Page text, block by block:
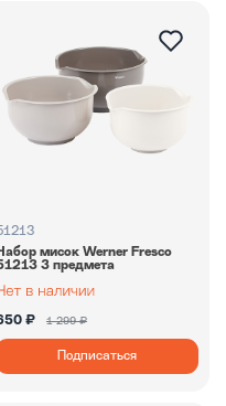
мисок Werner Fresco
3 предмета
₽ 1 299 ₽
Подписаться